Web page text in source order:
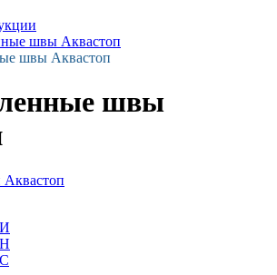
швы Аквастоп
швы Аквастоп
швы